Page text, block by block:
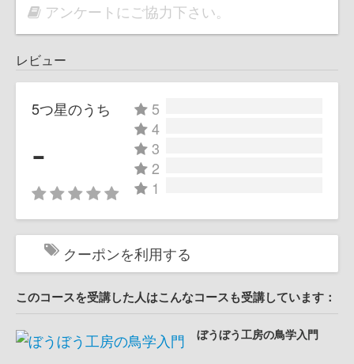
アンケートにご協力下さい。
レビュー
5つ星のうち
-
5
4
3
2
1
クーポンを利用する
このコースを受講した人はこんなコースも受講しています：
ぼうぼう工房の鳥学入門